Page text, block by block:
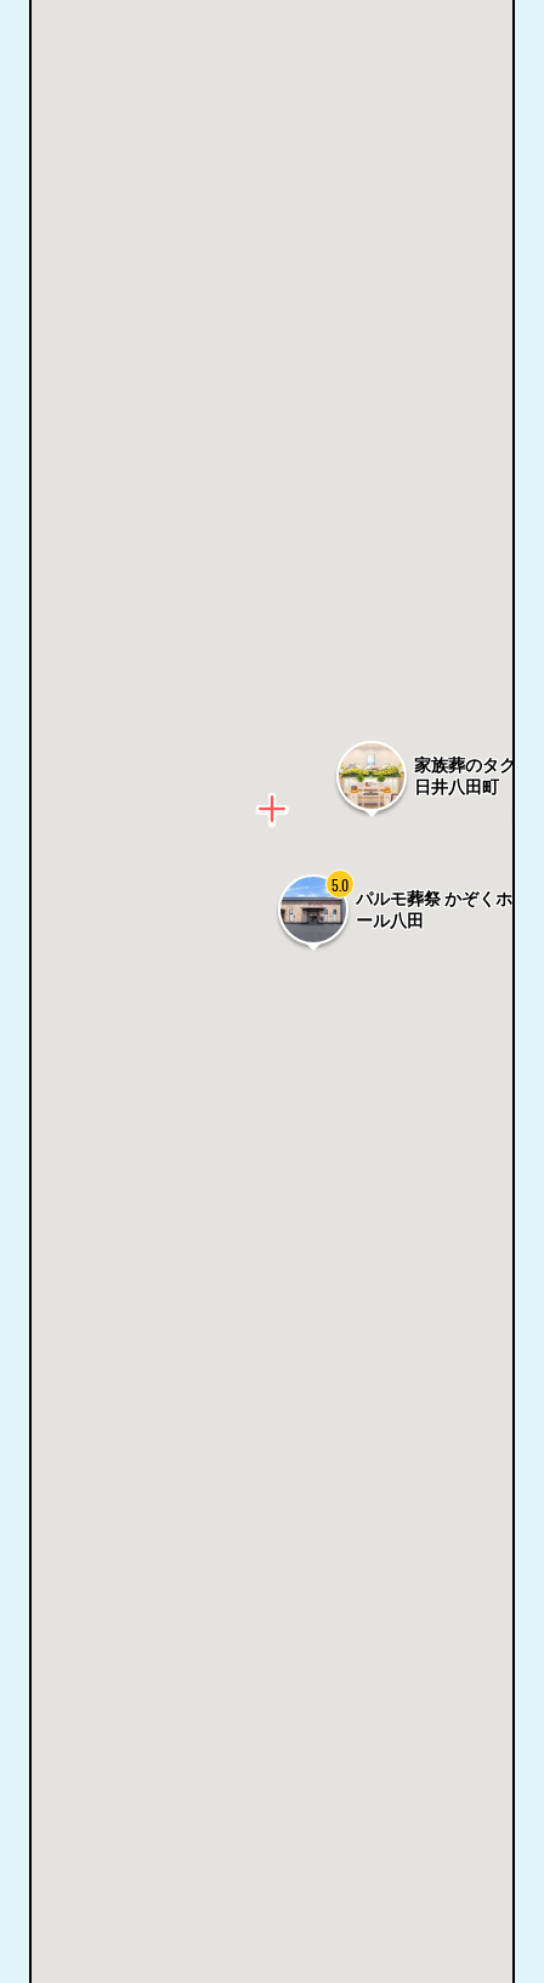
家族葬のタク
日井八田町
パルモ葬祭 かぞくホ
ール八田
5.0